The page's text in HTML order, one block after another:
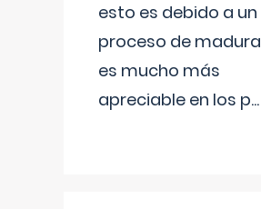
esto es debido a un
proceso de
es mucho más
apreciable en los p...